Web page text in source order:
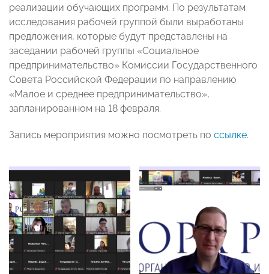
реализации обучающих программ. По результатам
исследования рабочей группой были выработаны
предложения, которые будут представлены на
заседании рабочей группы «Социальное
предпринимательство» Комиссии Государственного
Совета Российской Федерации по направлению
«Малое и среднее предпринимательство»,
запланированном на 18 февраля.
Запись мероприятия можно посмотреть по ссылке.